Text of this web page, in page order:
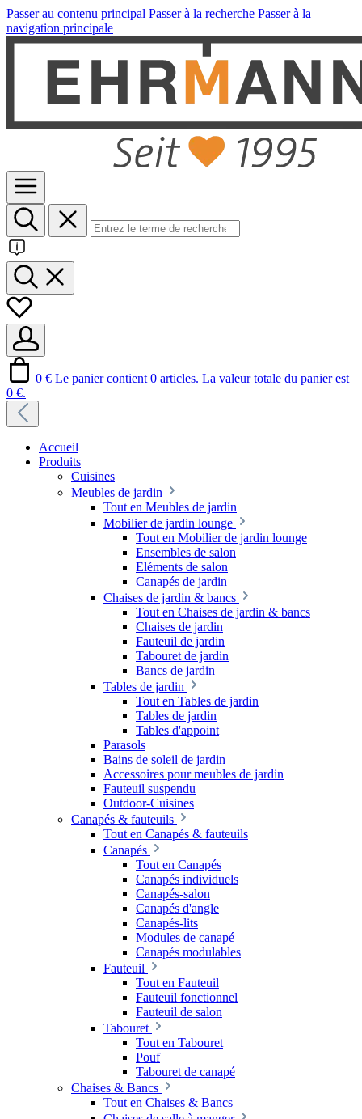
Passer au contenu principal Passer à la recherche Passer à la
navigation principale
0 € Le panier contient 0 articles. La valeur totale du panier est
0 €.
Accueil
Produits
Cuisines
Meubles de jardin
Tout en Meubles de jardin
Mobilier de jardin lounge
Tout en Mobilier de jardin lounge
Ensembles de salon
Eléments de salon
Canapés de jardin
Chaises de jardin & bancs
Tout en Chaises de jardin & bancs
Chaises de jardin
Fauteuil de jardin
Tabouret de jardin
Bancs de jardin
Tables de jardin
Tout en Tables de jardin
Tables de jardin
Tables d'appoint
Parasols
Bains de soleil de jardin
Accessoires pour meubles de jardin
Fauteuil suspendu
Outdoor-Cuisines
Canapés & fauteuils
Tout en Canapés & fauteuils
Canapés
Tout en Canapés
Canapés individuels
Canapés-salon
Canapés d'angle
Canapés-lits
Modules de canapé
Canapés modulables
Fauteuil
Tout en Fauteuil
Fauteuil fonctionnel
Fauteuil de salon
Tabouret
Tout en Tabouret
Pouf
Tabouret de canapé
Chaises & Bancs
Tout en Chaises & Bancs